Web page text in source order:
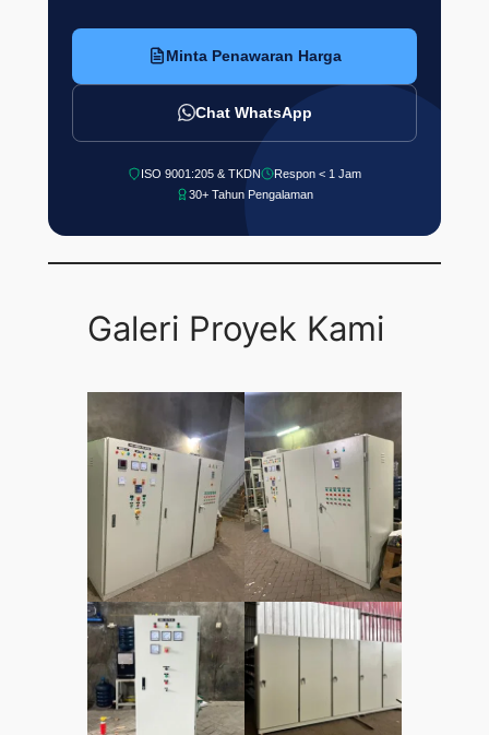
Minta Penawaran Harga
Chat WhatsApp
ISO 9001:205 & TKDN
Respon < 1 Jam
30+ Tahun Pengalaman
Galeri Proyek Kami